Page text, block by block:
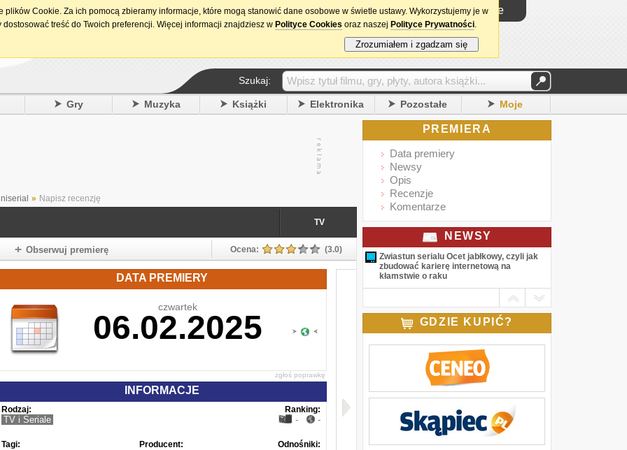
15. urodziny DataPremiery.pl Logowanie
Szukaj:
Gry Muzyka Książki Elektronika Pozostałe Moje
» Napisz recenzję
TV
Obserwuj premierę Ocena: (3.0)
DATA PREMIERY
czwartek
06.02.2025
zgłoś poprawkę
INFORMACJE
Rodzaj:
TV i Seriale
Ranking:
- -
Tagi:
Producent:
Odnośniki:
PREMIERA
Data premiery
Newsy
Opis
Recenzje
Komentarze
NEWSY
Zwiastun serialu Ocet jabłkowy, czyli jak
zbudować karierę internetową na
kłamstwie o raku
GDZIE KUPIĆ?
Cookie. Za ich pomocą zbieramy informacje, które mogą stanowić dane osobowe w świetle ustawy. Wykorzystujemy je w
treść do Twoich preferencji. Więcej informacji znajdziesz w Polityce Cookies oraz naszej Polityce Prywatności.
Zrozumiałem i zgadzam się